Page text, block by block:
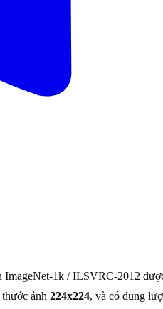
ImageNet-1k / ILSVRC-2012
ảnh 224x224, và có dung